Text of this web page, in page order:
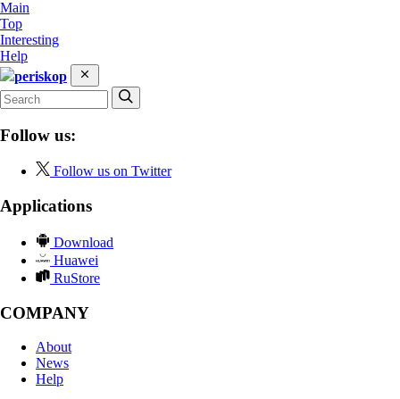
Main
Top
Interesting
Help
periskop
Follow us:
Follow us on Twitter
Applications
Download
Huawei
RuStore
COMPANY
About
News
Help